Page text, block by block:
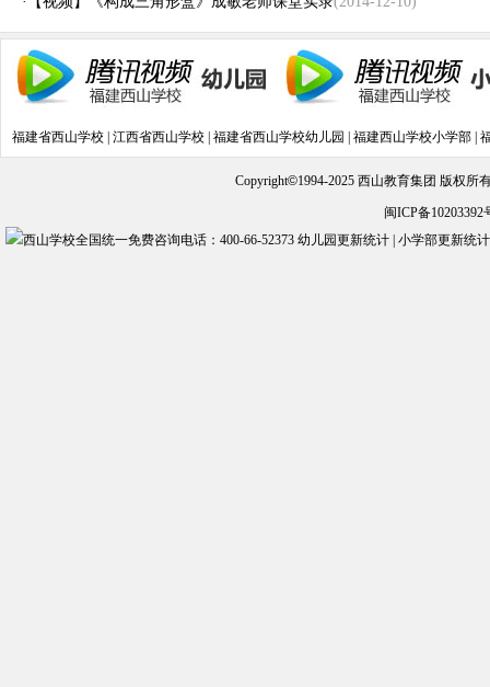
福建省西山学校 江西省西山学校 福建省西山学校幼儿园 福建西山学校小学部
Copyright©1994-2025 西山教育集团 版权所
闽ICP备10203392
幼儿园更新统计| 小学部更新统计